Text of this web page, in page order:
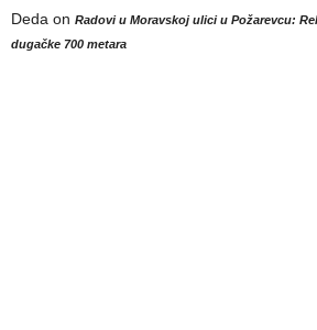
Deda on Radovi u Moravskoj ulici u Požarevcu:
dugačke 700 metara